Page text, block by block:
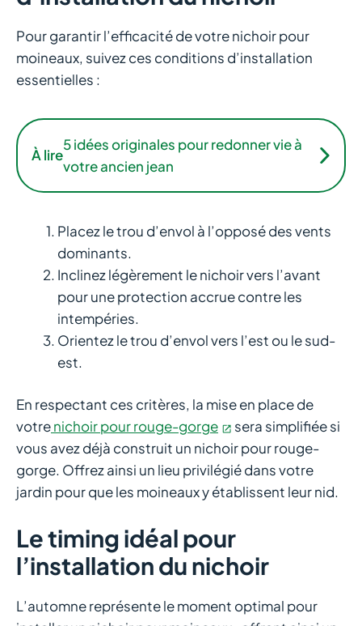
Pour garantir l’efficacité de votre nichoir pour
moineaux, suivez ces conditions d’installation
essentielles :
À lire
5 idées originales pour redonner vie à
votre ancien jean
Placez le trou d’envol à l’opposé des vents
dominants.
Inclinez légèrement le nichoir vers l’avant
pour une protection accrue contre les
intempéries.
Orientez le trou d’envol vers l’est ou le sud-
est.
En respectant ces critères, la mise en place de
votrenichoir pour rouge-gorge
sera simplifiée si
vous avez déjà construit un nichoir pour rouge-
gorge. Offrez ainsi un lieu privilégié dans votre
jardin pour que les moineaux y établissent leur nid.
Le timing idéal pour
l’installation du nichoir
L’automne représente le moment optimal pour